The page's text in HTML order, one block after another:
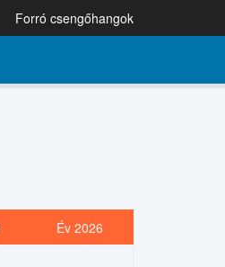
Forró csengőhangok
Év 2026